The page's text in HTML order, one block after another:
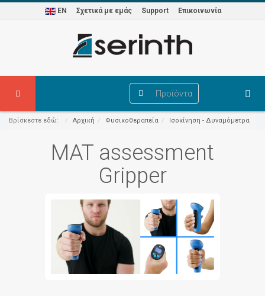
EN Σχετικά με εμάς Support Επικοινωνία
Προϊόντα
Βρίσκεστε εδώ: Αρχική Φυσικοθεραπεία Ισοκίνηση - Δυναμόμετρα
MAT assessment
Gripper